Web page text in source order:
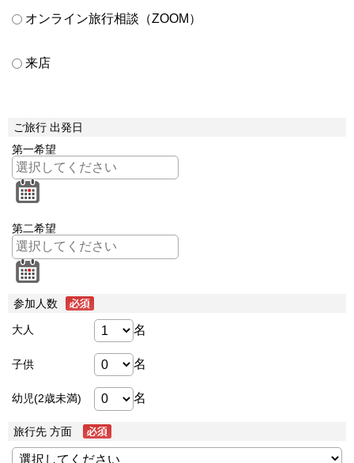
オンライン旅行相談（ZOOM）
来店
ご旅行 出発日
第一希望
第二希望
参加人数
大人 名
子供 名
幼児(2歳未満) 名
旅行先 方面